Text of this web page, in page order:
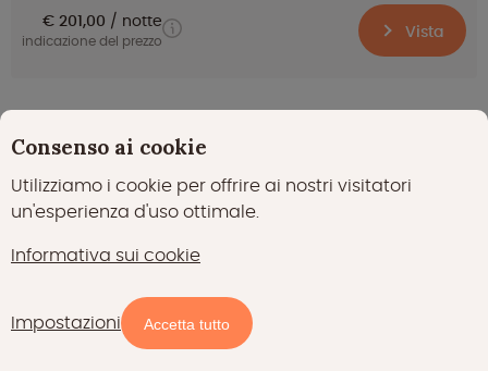
Mappa
€ 201,00 notte
indicazione del prezzo Vista
9.2 (110)
Hillside Comfort 4 - 4 persone
Gulpen in Limburgo olandese
Consenso ai cookie
Utilizziamo i cookie per offrire ai nostri visitatori
un'esperienza d'uso ottimale.
Informativa sui cookie
Impostazioni Accetta tutto